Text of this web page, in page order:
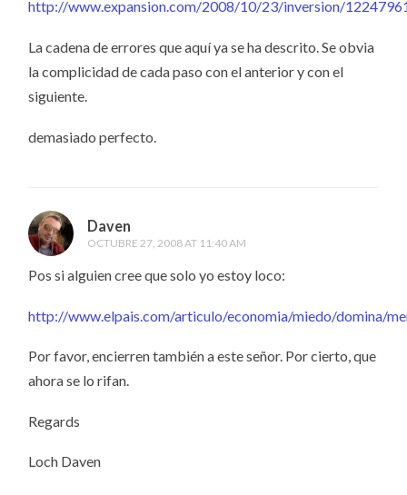
http://www.expansion.com/2008/10/23/inversion/
La cadena de errores que aquí ya se ha descrito. Se obvia
la complicidad de cada paso con el anterior y con el
siguiente.
demasiado perfecto.
Daven
OCTUBRE 27, 2008 AT 11:40 AM
Pos si alguien cree que solo yo estoy loco:
http://www.elpais.com/articulo/economia/miedo/domina/
Por favor, encierren también a este señor. Por cierto, que
ahora se lo rifan.
Regards
Loch Daven